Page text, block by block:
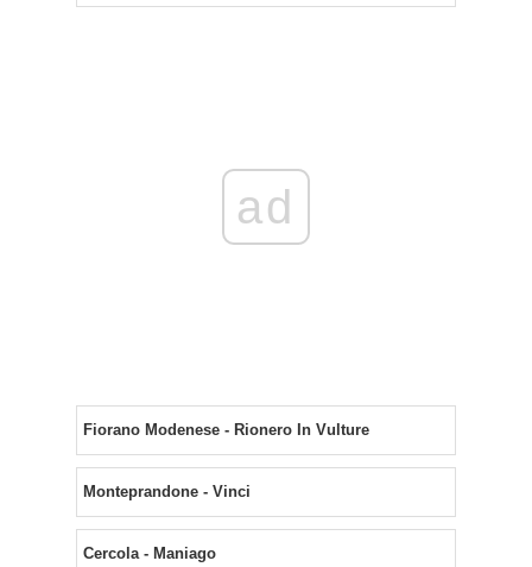
ad
Fiorano Modenese - Rionero In Vulture
Monteprandone - Vinci
Cercola - Maniago